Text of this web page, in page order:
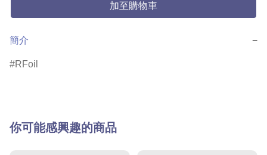
加至購物車
簡介 −
RFoil
你可能感興趣的商品